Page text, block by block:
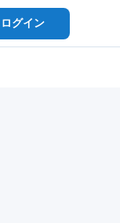
ログイン